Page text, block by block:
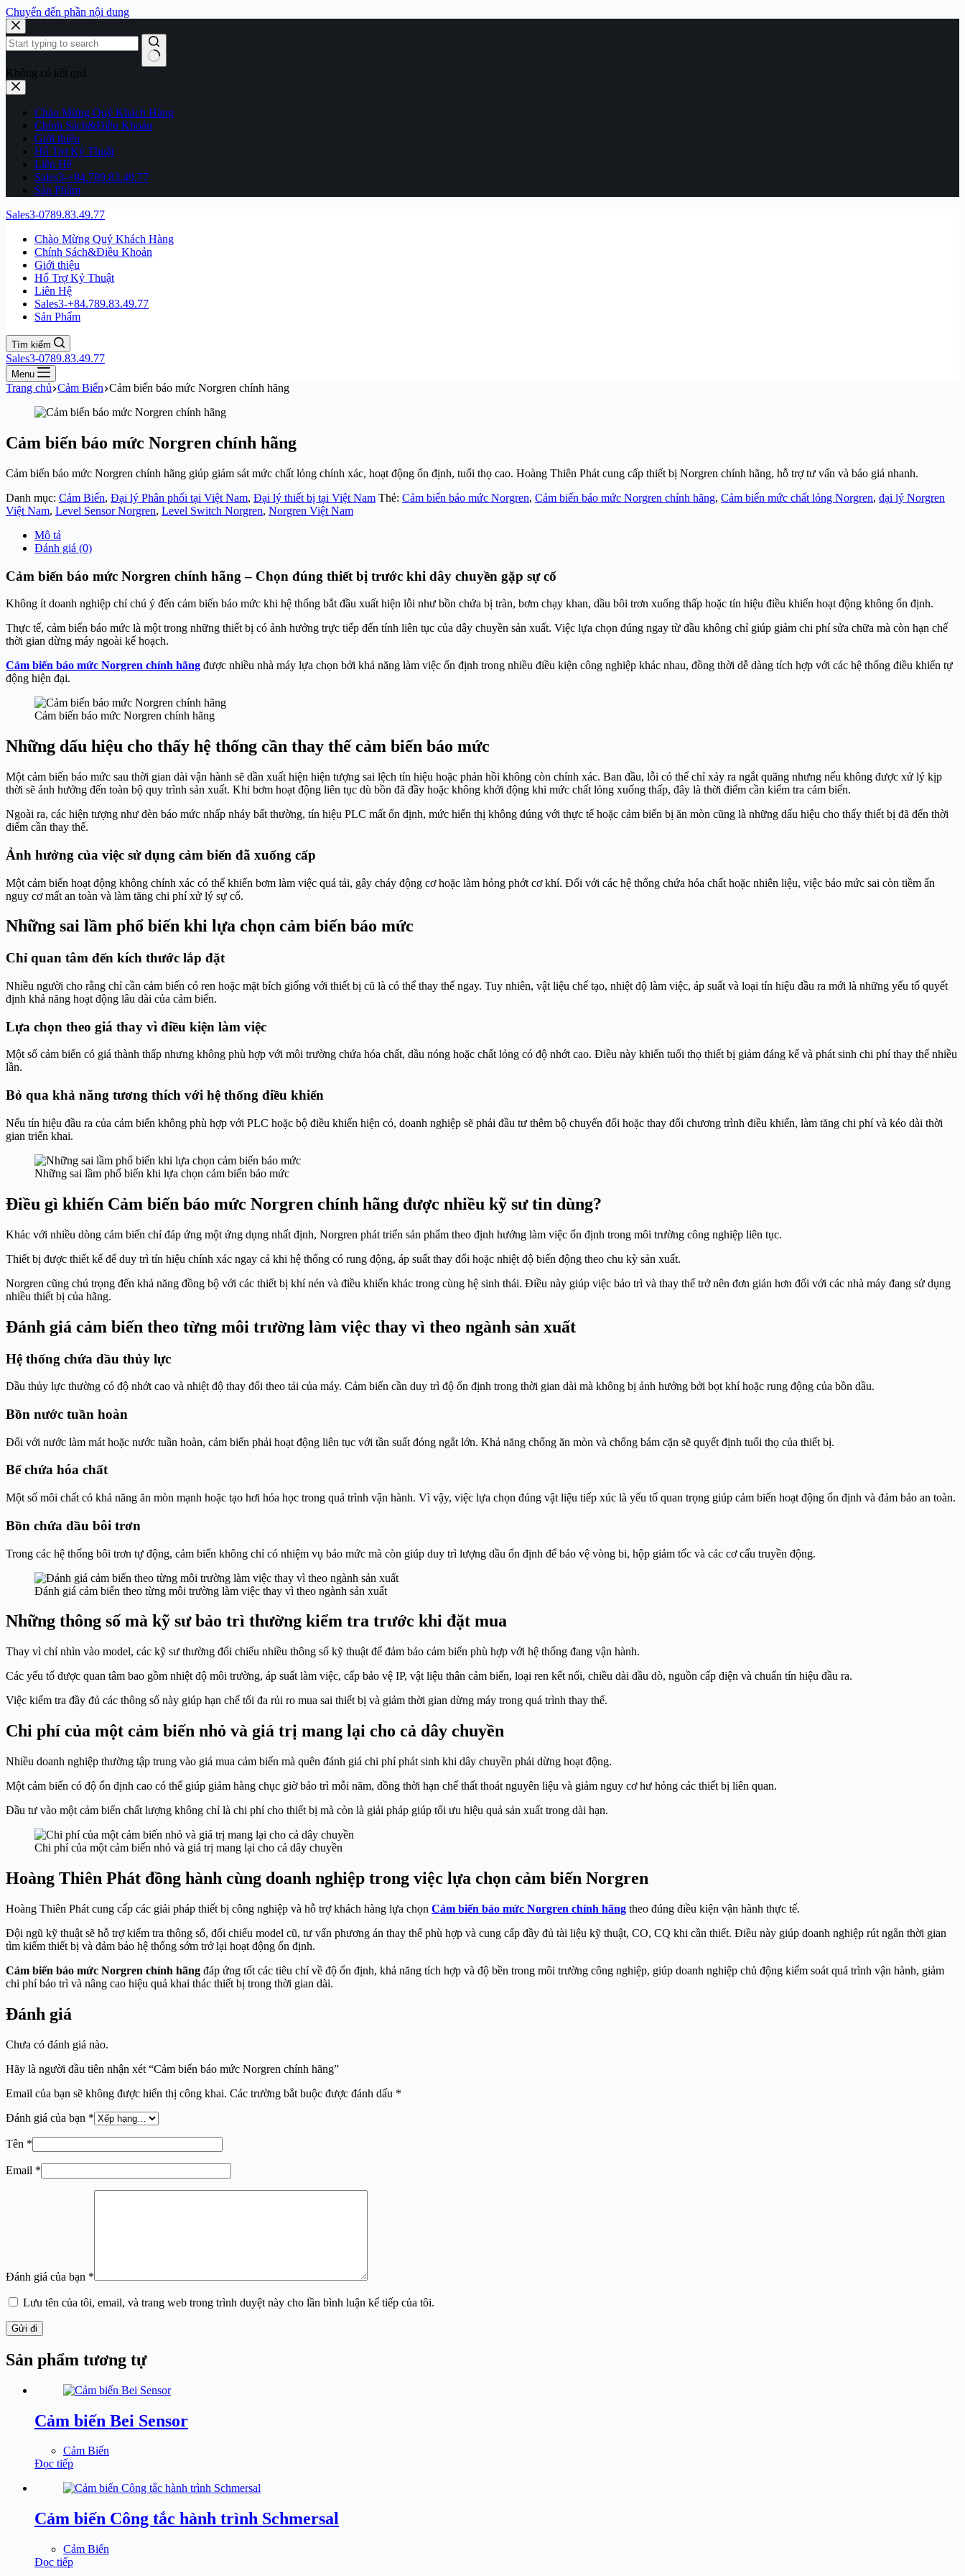
Chuyển đến phần nội dung
Không có kết quả
Chào Mừng Quý Khách Hàng
Chính Sách&Điều Khoản
Giới thiệu
Hổ Trợ Kỷ Thuật
Liên Hệ
Sales3-+84.789.83.49.77
Sản Phẩm
Sales3-0789.83.49.77
Chào Mừng Quý Khách Hàng
Chính Sách&Điều Khoản
Giới thiệu
Hổ Trợ Kỷ Thuật
Liên Hệ
Sales3-+84.789.83.49.77
Sản Phẩm
Tìm kiếm
Sales3-0789.83.49.77
Menu
Trang chủ Cảm Biến Cảm biến báo mức Norgren chính hãng
Cảm biến báo mức Norgren chính hãng
Cảm biến báo mức Norgren chính hãng giúp giám sát mức chất lỏng chính xác, hoạt động ổn định, tuổi thọ cao. Hoàng Thiên Phát cung cấp thiết bị Norgren chính hãng, hỗ trợ tư vấn và báo giá nhanh.
Danh mục: Cảm Biến, Đại lý Phân phối tại Việt Nam, Đại lý thiết bị tại Việt Nam Thẻ: Cảm biến báo mức Norgren, Cảm biến báo mức Norgren chính hãng, Cảm biến mức chất lỏng Norgren, đại lý Norgren
Việt Nam, Level Sensor Norgren, Level Switch Norgren, Norgren Việt Nam
Mô tả
Đánh giá (0)
Cảm biến báo mức Norgren chính hãng – Chọn đúng thiết bị trước khi dây chuyền gặp sự cố
Không ít doanh nghiệp chỉ chú ý đến cảm biến báo mức khi hệ thống bắt đầu xuất hiện lỗi như bồn chứa bị tràn, bơm chạy khan, dầu bôi trơn xuống thấp hoặc tín hiệu điều khiển hoạt động không ổn định.
Thực tế, cảm biến báo mức là một trong những thiết bị có ảnh hưởng trực tiếp đến tính liên tục của dây chuyền sản xuất. Việc lựa chọn đúng ngay từ đầu không chỉ giúp giảm chi phí sửa chữa mà còn hạn chế
thời gian dừng máy ngoài kế hoạch.
Cảm biến báo mức Norgren chính hãng được nhiều nhà máy lựa chọn bởi khả năng làm việc ổn định trong nhiều điều kiện công nghiệp khác nhau, đồng thời dễ dàng tích hợp với các hệ thống điều khiển tự
động hiện đại.
Cảm biến báo mức Norgren chính hãng
Những dấu hiệu cho thấy hệ thống cần thay thế cảm biến báo mức
Một cảm biến báo mức sau thời gian dài vận hành sẽ dần xuất hiện hiện tượng sai lệch tín hiệu hoặc phản hồi không còn chính xác. Ban đầu, lỗi có thể chỉ xảy ra ngắt quãng nhưng nếu không được xử lý kịp
thời sẽ ảnh hưởng đến toàn bộ quy trình sản xuất. Khi bơm hoạt động liên tục dù bồn đã đầy hoặc không khởi động khi mức chất lỏng xuống thấp, đây là thời điểm cần kiểm tra cảm biến.
Ngoài ra, các hiện tượng như đèn báo mức nhấp nháy bất thường, tín hiệu PLC mất ổn định, mức hiển thị không đúng với thực tế hoặc cảm biến bị ăn mòn cũng là những dấu hiệu cho thấy thiết bị đã đến thời
điểm cần thay thế.
Ảnh hưởng của việc sử dụng cảm biến đã xuống cấp
Một cảm biến hoạt động không chính xác có thể khiến bơm làm việc quá tải, gây cháy động cơ hoặc làm hỏng phớt cơ khí. Đối với các hệ thống chứa hóa chất hoặc nhiên liệu, việc báo mức sai còn tiềm ẩn
nguy cơ mất an toàn và làm tăng chi phí xử lý sự cố.
Những sai lầm phổ biến khi lựa chọn cảm biến báo mức
Chỉ quan tâm đến kích thước lắp đặt
Nhiều người cho rằng chỉ cần cảm biến có ren hoặc mặt bích giống với thiết bị cũ là có thể thay thế ngay. Tuy nhiên, vật liệu chế tạo, nhiệt độ làm việc, áp suất và loại tín hiệu đầu ra mới là những yếu tố quyết
định khả năng hoạt động lâu dài của cảm biến.
Lựa chọn theo giá thay vì điều kiện làm việc
Một số cảm biến có giá thành thấp nhưng không phù hợp với môi trường chứa hóa chất, dầu nóng hoặc chất lỏng có độ nhớt cao. Điều này khiến tuổi thọ thiết bị giảm đáng kể và phát sinh chi phí thay thế nhiều
lần.
Bỏ qua khả năng tương thích với hệ thống điều khiển
Nếu tín hiệu đầu ra của cảm biến không phù hợp với PLC hoặc bộ điều khiển hiện có, doanh nghiệp sẽ phải đầu tư thêm bộ chuyển đổi hoặc thay đổi chương trình điều khiển, làm tăng chi phí và kéo dài thời
gian triển khai.
Những sai lầm phổ biến khi lựa chọn cảm biến báo mức
Điều gì khiến Cảm biến báo mức Norgren chính hãng được nhiều kỹ sư tin dùng?
Khác với nhiều dòng cảm biến chỉ đáp ứng một ứng dụng nhất định, Norgren phát triển sản phẩm theo định hướng làm việc ổn định trong môi trường công nghiệp liên tục.
Thiết bị được thiết kế để duy trì tín hiệu chính xác ngay cả khi hệ thống có rung động, áp suất thay đổi hoặc nhiệt độ biến động theo chu kỳ sản xuất.
Norgren cũng chú trọng đến khả năng đồng bộ với các thiết bị khí nén và điều khiển khác trong cùng hệ sinh thái. Điều này giúp việc bảo trì và thay thế trở nên đơn giản hơn đối với các nhà máy đang sử dụng
nhiều thiết bị của hãng.
Đánh giá cảm biến theo từng môi trường làm việc thay vì theo ngành sản xuất
Hệ thống chứa dầu thủy lực
Dầu thủy lực thường có độ nhớt cao và nhiệt độ thay đổi theo tải của máy. Cảm biến cần duy trì độ ổn định trong thời gian dài mà không bị ảnh hưởng bởi bọt khí hoặc rung động của bồn dầu.
Bồn nước tuần hoàn
Đối với nước làm mát hoặc nước tuần hoàn, cảm biến phải hoạt động liên tục với tần suất đóng ngắt lớn. Khả năng chống ăn mòn và chống bám cặn sẽ quyết định tuổi thọ của thiết bị.
Bể chứa hóa chất
Một số môi chất có khả năng ăn mòn mạnh hoặc tạo hơi hóa học trong quá trình vận hành. Vì vậy, việc lựa chọn đúng vật liệu tiếp xúc là yếu tố quan trọng giúp cảm biến hoạt động ổn định và đảm bảo an toàn.
Bồn chứa dầu bôi trơn
Trong các hệ thống bôi trơn tự động, cảm biến không chỉ có nhiệm vụ báo mức mà còn giúp duy trì lượng dầu ổn định để bảo vệ vòng bi, hộp giảm tốc và các cơ cấu truyền động.
Đánh giá cảm biến theo từng môi trường làm việc thay vì theo ngành sản xuất
Những thông số mà kỹ sư bảo trì thường kiểm tra trước khi đặt mua
Thay vì chỉ nhìn vào model, các kỹ sư thường đối chiếu nhiều thông số kỹ thuật để đảm bảo cảm biến phù hợp với hệ thống đang vận hành.
Các yếu tố được quan tâm bao gồm nhiệt độ môi trường, áp suất làm việc, cấp bảo vệ IP, vật liệu thân cảm biến, loại ren kết nối, chiều dài đầu dò, nguồn cấp điện và chuẩn tín hiệu đầu ra.
Việc kiểm tra đầy đủ các thông số này giúp hạn chế tối đa rủi ro mua sai thiết bị và giảm thời gian dừng máy trong quá trình thay thế.
Chi phí của một cảm biến nhỏ và giá trị mang lại cho cả dây chuyền
Nhiều doanh nghiệp thường tập trung vào giá mua cảm biến mà quên đánh giá chi phí phát sinh khi dây chuyền phải dừng hoạt động.
Một cảm biến có độ ổn định cao có thể giúp giảm hàng chục giờ bảo trì mỗi năm, đồng thời hạn chế thất thoát nguyên liệu và giảm nguy cơ hư hỏng các thiết bị liên quan.
Đầu tư vào một cảm biến chất lượng không chỉ là chi phí cho thiết bị mà còn là giải pháp giúp tối ưu hiệu quả sản xuất trong dài hạn.
Chi phí của một cảm biến nhỏ và giá trị mang lại cho cả dây chuyền
Hoàng Thiên Phát đồng hành cùng doanh nghiệp trong việc lựa chọn cảm biến Norgren
Hoàng Thiên Phát cung cấp các giải pháp thiết bị công nghiệp và hỗ trợ khách hàng lựa chọn Cảm biến báo mức Norgren chính hãng theo đúng điều kiện vận hành thực tế.
Đội ngũ kỹ thuật sẽ hỗ trợ kiểm tra thông số, đối chiếu model cũ, tư vấn phương án thay thế phù hợp và cung cấp đầy đủ tài liệu kỹ thuật, CO, CQ khi cần thiết. Điều này giúp doanh nghiệp rút ngắn thời gian
tìm kiếm thiết bị và đảm bảo hệ thống sớm trở lại hoạt động ổn định.
Cảm biến báo mức Norgren chính hãng đáp ứng tốt các tiêu chí về độ ổn định, khả năng tích hợp và độ bền trong môi trường công nghiệp, giúp doanh nghiệp chủ động kiểm soát quá trình vận hành, giảm
chi phí bảo trì và nâng cao hiệu quả khai thác thiết bị trong thời gian dài.
Đánh giá
Chưa có đánh giá nào.
Hãy là người đầu tiên nhận xét “Cảm biến báo mức Norgren chính hãng”
Email của bạn sẽ không được hiển thị công khai. Các trường bắt buộc được đánh dấu *
Đánh giá của bạn *
Tên *
Email *
Đánh giá của bạn *
Lưu tên của tôi, email, và trang web trong trình duyệt này cho lần bình luận kế tiếp của tôi.
Gửi đi
Sản phẩm tương tự
Cảm biến Bei Sensor
Cảm Biến
Đọc tiếp
Cảm biến Công tắc hành trình Schmersal
Cảm Biến
Đọc tiếp